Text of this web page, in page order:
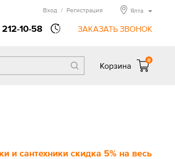
212-10-58 ЗАКАЗАТЬ ЗВОНОК
Вход / Регистрация Ялта
Корзина
0
и сантехники скидка 5% на весь